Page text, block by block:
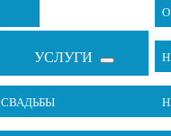
УСЛУГИ
СВАДЬБЫ